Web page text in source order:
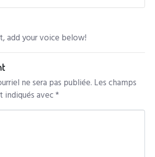
add your voice below!
ne sera pas publiée. Les champs
avec*